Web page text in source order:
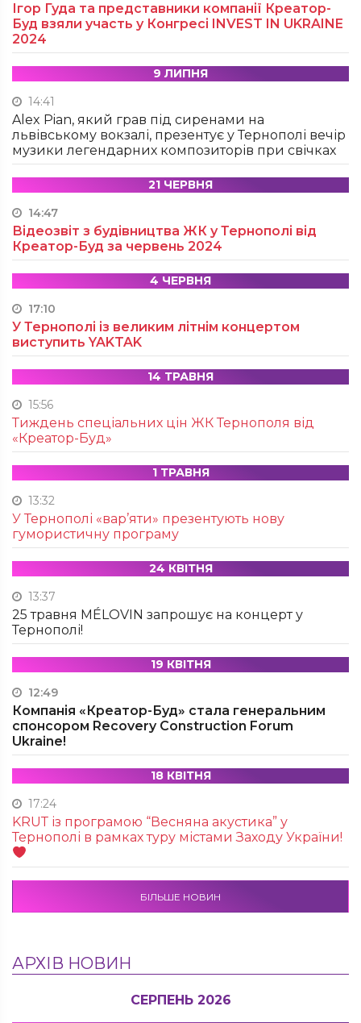
Ігор Гуда та представники компанії Креатор-
Буд взяли участь у Конгресі INVEST IN UKRAINE
2024
9 ЛИПНЯ
14:41
Alex Pian, який грав під сиренами на
львівському вокзалі, презентує у Тернополі вечір
музики легендарних композиторів при свічках
21 ЧЕРВНЯ
14:47
Відеозвіт з будівництва ЖК у Тернополі від
Креатор-Буд за червень 2024
4 ЧЕРВНЯ
17:10
У Тернополі із великим літнім концертом
виступить YAKTAK
14 ТРАВНЯ
15:56
Тиждень спеціальних цін ЖК Тернополя від
«Креатор-Буд»
1 ТРАВНЯ
13:32
У Тернополі «вар’яти» презентують нову
гумористичну програму
24 КВІТНЯ
13:37
25 травня MÉLOVIN запрошує на концерт у
Тернополі!
19 КВІТНЯ
12:49
Компанія «Креатор-Буд» стала генеральним
спонсором Recovery Construction Forum
Ukraine!
18 КВІТНЯ
17:24
KRUТ із програмою “Весняна акустика” у
Тернополі в рамках туру містами Заходу України!
БІЛЬШЕ НОВИН
АРХІВ НОВИН
СЕРПЕНЬ 2026